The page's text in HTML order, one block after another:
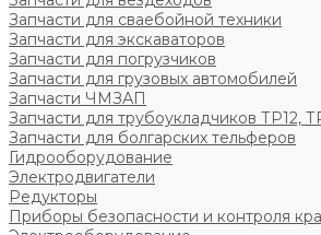
Запчасти для сваебойной техники
Запчасти для экскаваторов
Запчасти для погрузчиков
Запчасти для грузовых автомобилей
Запчасти ЧМЗАП
Запчасти для трубоукладчиков ТР12,
Запчасти для болгарских тельферов
Гидрооборудование
Электродвигатели
Редукторы
Приборы безопасности и контроля